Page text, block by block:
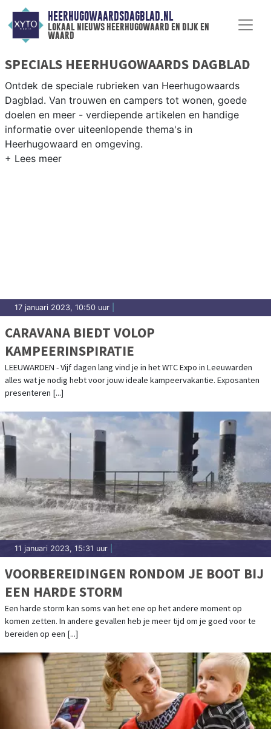
HEERHUGOWAARDSDAGBLAD.NL
lokaal nieuws heerhugowaard en dijk en
waard
SPECIALS HEERHUGOWAARDS DAGBLAD
Ontdek de speciale rubrieken van Heerhugowaards
Dagblad. Van trouwen en campers tot wonen, goede
doelen en meer - verdiepende artikelen en handige
informatie over uiteenlopende thema's in
Heerhugowaard en omgeving.
17 januari 2023, 10:50 uur
CARAVANA BIEDT VOLOP
KAMPEERINSPIRATIE
LEEUWARDEN - Vijf dagen lang vind je in het WTC Expo in Leeuwarden
alles wat je nodig hebt voor jouw ideale kampeervakantie. Exposanten
presenteren [...]
11 januari 2023, 15:31 uur
VOORBEREIDINGEN RONDOM JE BOOT BIJ
EEN HARDE STORM
Een harde storm kan soms van het ene op het andere moment op
komen zetten. In andere gevallen heb je meer tijd om je goed voor te
bereiden op een [...]